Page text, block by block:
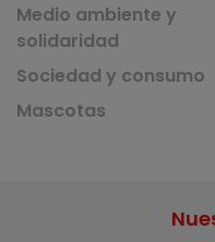
Medio ambiente y
solidaridad
Sociedad y consumo
Mascotas